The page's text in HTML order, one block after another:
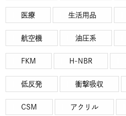
医療 生活用品
航空機 油圧系
FKM H-NBR
低反発 衝撃吸収
CSM アクリル